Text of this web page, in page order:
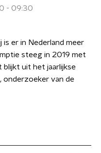
- 09:30
er in Nederland meer
steeg in 2019 met
blijkt uit het jaarlijkse
onderzoeker van de